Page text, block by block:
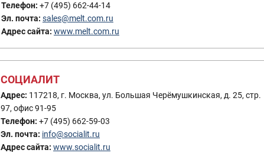
Телефон: +7 (495) 662-44-14
Эл. почта: sales@melt.com.ru
Адрес сайта: www.melt.com.ru
СОЦИАЛИТ
Адрес: 117218, г. Москва, ул. Большая Черёмушкинская, д. 25, стр.
97, офис 91-95
Телефон: +7 (495) 662-59-03
Эл. почта: info@socialit.ru
Адрес сайта: www.socialit.ru